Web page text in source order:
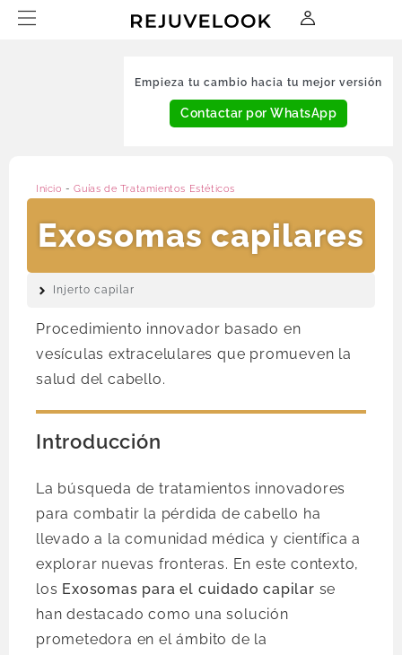
Empieza tu cambio hacia tu mejor versión
Contactar por WhatsApp
Inicio -Guías de Tratamientos Estéticos
Exosomas capilares
Injerto capilar
Procedimiento innovador basado en
vesículas extracelulares que promueven la
salud del cabello.
Introducción
La búsqueda de tratamientos innovadores
para combatir la pérdida de cabello ha
llevado a la comunidad médica y científica a
explorar nuevas fronteras. En este contexto,
los Exosomas para el cuidado capilar se
han destacado como una solución
prometedora en el ámbito de la